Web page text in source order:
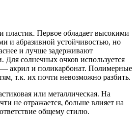
пластик. Первое обладает высокими
и абразивной устойчивостью, но
и лучше задерживают
Для солнечных очков используется
— акрил и поликарбонат. Полимерные
т.к. их почти невозможно разбить.
или металлическая. На
не отражается, больше влияет на
общему стилю.